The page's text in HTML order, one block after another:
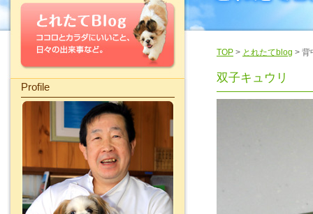
Profile
TOP > とれたてblog > 背
双子キュウリ